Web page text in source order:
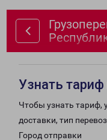
Узнать
Чтобы узнать тариф,
доставки, тип
Город отправки